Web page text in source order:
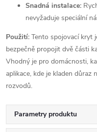
Snadná instalace:
nevyžaduje speciální
Použití: Tento spojovací kryt
bezpečně propojit dvě části
Vhodný je pro domácnosti,
aplikace, kde je kladen důraz
rozvodů.
Parametry produktu